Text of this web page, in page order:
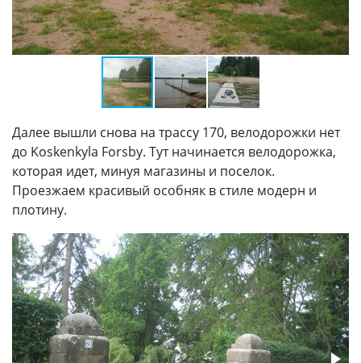
Далее вышли снова на трассу 170, велодорожки нет
до Koskenkyla Forsby. Тут начинается велодорожка,
которая идет, минуя магазины и поселок.
Проезжаем красивый особняк в стиле модерн и
плотину.